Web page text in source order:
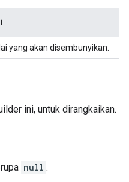
yang akan disembunyikan.
ini, untuk dirangkaikan.
null .